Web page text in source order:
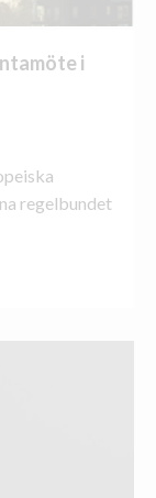
i
regelbundet